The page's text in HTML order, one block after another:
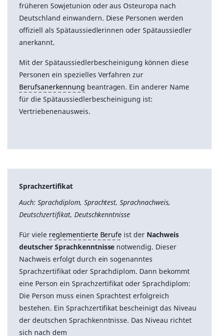
früheren Sowjetunion oder aus Osteuropa nach
Deutschland einwandern. Diese Personen werden
offiziell als Spätaussiedlerinnen oder Spätaussiedler
anerkannt.
Mit der Spätaussiedlerbescheinigung können diese
Personen ein spezielles Verfahren zur
Berufsanerkennung beantragen. Ein anderer Name
für die Spätaussiedlerbescheinigung ist:
Vertriebenenausweis.
Sprachzertifikat
Auch: Sprachdiplom, Sprachtest, Sprachnachweis,
Deutschzertifikat, Deutschkenntnisse
Für viele reglementierte Berufe ist der Nachweis
deutscher Sprachkenntnisse notwendig. Dieser
Nachweis erfolgt durch ein sogenanntes
Sprachzertifikat oder Sprachdiplom. Dann bekommt
eine Person ein Sprachzertifikat oder Sprachdiplom:
Die Person muss einen Sprachtest erfolgreich
bestehen. Ein Sprachzertifikat bescheinigt das Niveau
der deutschen Sprachkenntnisse. Das Niveau richtet
sich nach dem